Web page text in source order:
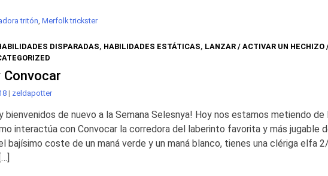
tritón, Merfolk trickster
DISPARADAS, HABILIDADES ESTÁTICAS, LANZAR / ACTIVAR UN HECHIZO
Convocar
| zeldapotter
bienvenidos de nuevo a la Semana Selesnya! Hoy nos estamos metiendo de
interactúa con Convocar la corredora del laberinto favorita y más jugable
bajísimo coste de un maná verde y un maná blanco, tienes una clériga elfa